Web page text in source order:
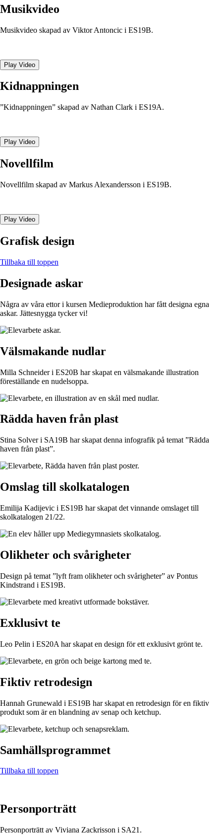
Musikvideo
Musikvideo skapad av Viktor Antoncic i ES19B.
Play Video
Kidnappningen
”Kidnappningen” skapad av Nathan Clark i ES19A.
Play Video
Novellfilm
Novellfilm skapad av Markus Alexandersson i ES19B.
Play Video
Grafisk design
Tillbaka till toppen
Designade askar
Några av våra ettor i kursen Medieproduktion har fått designa egna
askar. Jättesnygga tycker vi!
Välsmakande nudlar
Milla Schneider i ES20B har skapat en välsmakande illustration
föreställande en nudelsoppa.
Rädda haven från plast
Stina Solver i SA19B har skapat denna infografik på temat ”Rädda
haven från plast”.
Omslag till skolkatalogen
Emilija Kadijevic i ES19B har skapat det vinnande omslaget till
skolkatalogen 21/22.
Olikheter och svårigheter
Design på temat ”lyft fram olikheter och svårigheter” av Pontus
Kindstrand i ES19B.
Exklusivt te
Leo Pelin i ES20A har skapat en design för ett exklusivt grönt te.
Fiktiv retrodesign
Hannah Grunewald i ES19B har skapat en retrodesign för en fiktiv
produkt som är en blandning av senap och ketchup.
Samhällsprogrammet
Tillbaka till toppen
Personporträtt
Personporträtt av Viviana Zackrisson i SA21.